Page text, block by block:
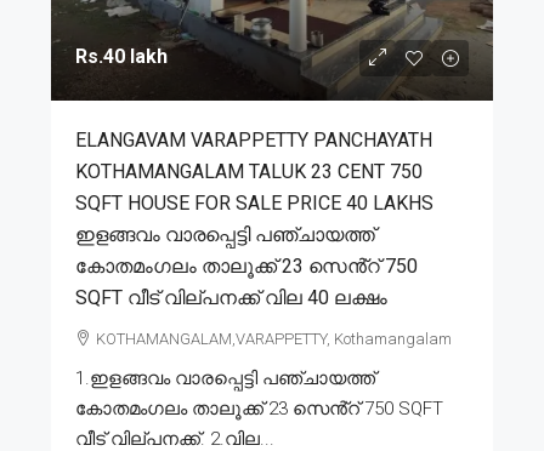
Rs.40 lakh
ELANGAVAM VARAPPETTY PANCHAYATH
KOTHAMANGALAM TALUK 23 CENT 750
SQFT HOUSE FOR SALE PRICE 40 LAKHS
ഇളങ്ങവം വാരപ്പെട്ടി പഞ്ചായത്ത്
കോതമംഗലം താലൂക്ക് 23 സെൻ്റ് 750
SQFT വീട് വില്പനക്ക് വില 40 ലക്ഷം
KOTHAMANGALAM,VARAPPETTY, Kothamangalam
1.ഇളങ്ങവം വാരപ്പെട്ടി പഞ്ചായത്ത്
കോതമംഗലം താലൂക്ക് 23 സെൻ്റ് 750 SQFT
വീട് വില്പനക്ക്. 2.വില...